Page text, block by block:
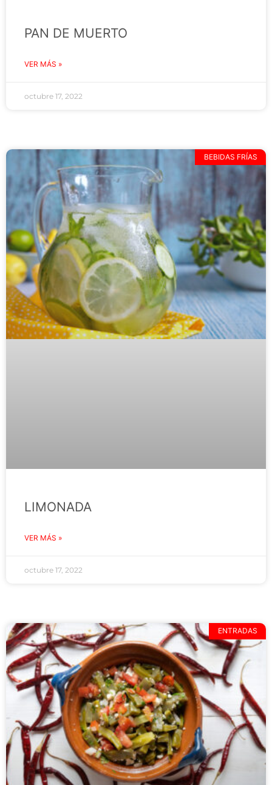
PAN DE MUERTO
VER MÁS »
octubre 17, 2022
BEBIDAS FRÍAS
LIMONADA
VER MÁS »
octubre 17, 2022
ENTRADAS